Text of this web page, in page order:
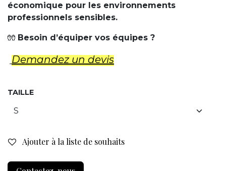
économique pour les environnements
professionnels sensibles.
🧤 Besoin d’équiper vos équipes ?
Demandez un d​evis
TAILLE
Ajouter à la liste de souhaits